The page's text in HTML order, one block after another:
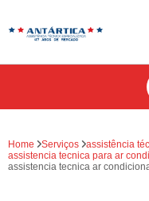
Home Serviços
assistência
assistencia tecnica para ar
assistencia tecnica ar